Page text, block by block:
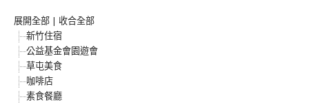
展開全部 | 收合全部
新竹住宿
公益基金會園遊會
草屯美食
咖啡店
素食餐廳